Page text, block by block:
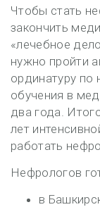
Чтобы стать
закончить
«лечебное
нужно пройти
ординатуру по
обучения в
два года.
лет
работать
Нефрологов
в